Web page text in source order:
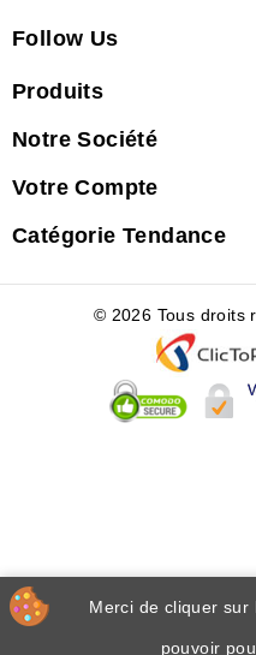
Follow Us
Produits
Notre Société
Votre Compte
Catégorie Tendance
Merci de cliquer sur
pouvoir
© 2026 Tous droits